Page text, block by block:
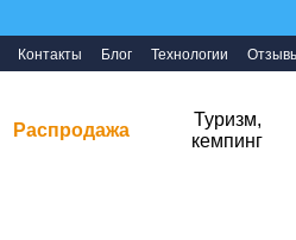
Контакты Блог Технологии
Распродажа
Туризм,
кемпинг